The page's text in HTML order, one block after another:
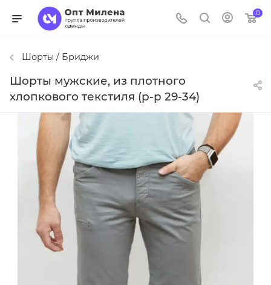
0
Шорты / Бриджи
Шорты мужские, из плотного
хлопкового текстиля (р-р 29-34)